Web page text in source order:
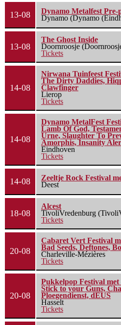
13-08
Dynamo Metalfest Pre-
Dynamo (Dynamo
13-08
The Ghost Inside
Doornroosje
Tickets
14-08
Nirwana Tuinfeest
The Dirty Daddies,
Clawfinger
Lierop
Tickets
14-08
Dynamo MetalFest
Lamb Of God,
Urne, Slaughter To
Amorphis, Insanity
Eindhoven
Tickets
14-08
Zeeltje Rock Festival
Deest
18-08
Alcest
TivoliVredenburg
Tickets
20-08
Cabaret Vert Festival
Bad Seeds, Deftones,
Charleville-Mézières
Tickets
20-08
Pukkelpop Festival met
Stick to your Guns,
Ploegendienst, dEUS
Hasselt
Tickets